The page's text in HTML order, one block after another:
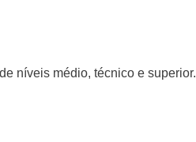
níveis médio, técnico e superior.